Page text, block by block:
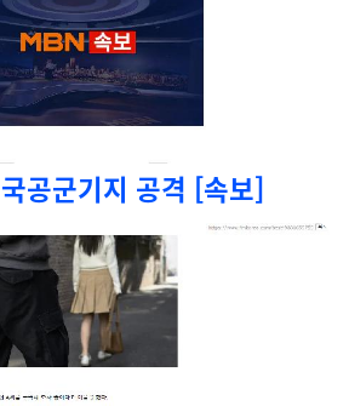
공군기지 공격 [속보]